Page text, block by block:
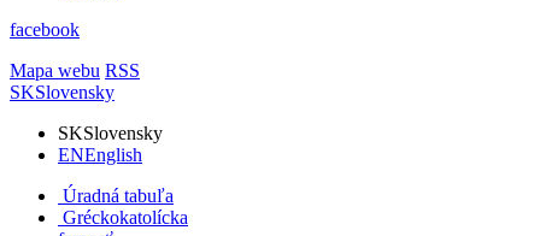
facebook
Mapa webu RSS
SKSlovensky
SKSlovensky
ENEnglish
Úradná tabuľa
Gréckokatolícka